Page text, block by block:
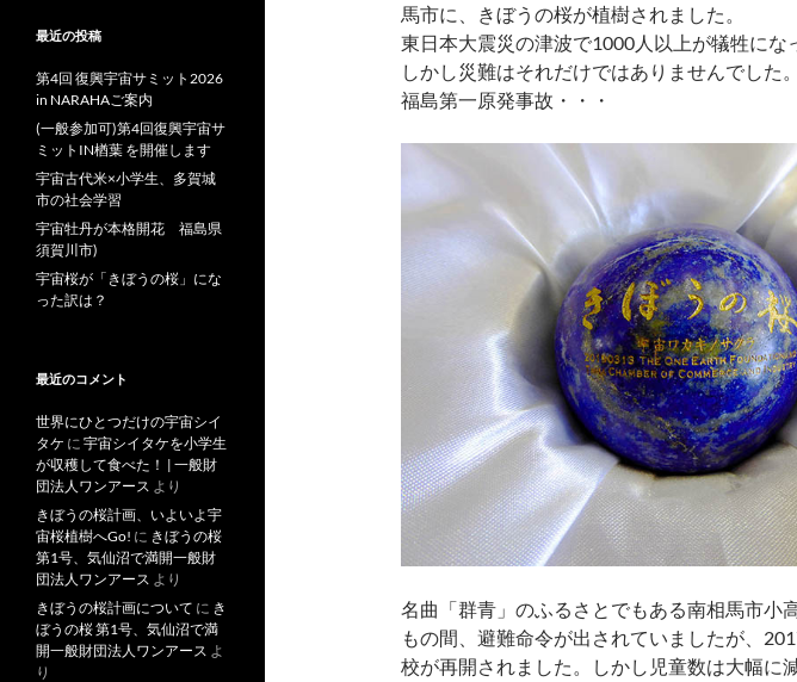
馬市に、きぼうの桜が植樹されました。
東日本大震災の津波で1000人以上が犠牲にな
しかし災難はそれだけではありませんでした。
福島第一原発事故・・・
名曲「群青」のふるさとでもある南相馬市小
もの間、避難命令が出されていましたが、
校が再開されました。しかし児童数は大幅に
最近の投稿
第4回 復興宇宙サミット2026
in NARAHAご案内
(一般参加可)第4回復興宇宙サ
ミットIN楢葉 を開催します
宇宙古代米×小学生、多賀城
市の社会学習
宇宙牡丹が本格開花 福島県
須賀川市)
宇宙桜が「きぼうの桜」にな
った訳は？
最近のコメント
世界にひとつだけの宇宙シイ
タケ に 宇宙シイタケを小学生
が収穫して食べた！ | 一般財
団法人ワンアース より
きぼうの桜計画、いよいよ宇
宙桜植樹へGo! に きぼうの桜
第1号、気仙沼で満開一般財
団法人ワンアース より
きぼうの桜計画について に き
ぼうの桜 第1号、気仙沼で満
開一般財団法人ワンアース よ
り